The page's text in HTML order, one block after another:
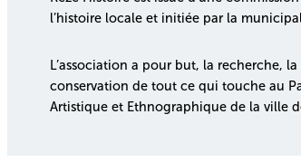
l’histoire locale et initiée par la
L’association a pour but, la recherche,
conservation de tout ce qui touche au
Artistique et Ethnographique de la ville